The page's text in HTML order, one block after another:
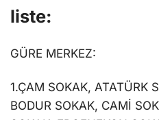
liste:
GÜRE MERKEZ:
1.ÇAM SOKAK, ATATÜRK
BODUR SOKAK, CAMİ